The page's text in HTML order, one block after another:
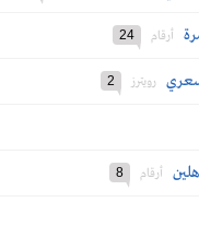
أرقام 24
رويترز 2
أرقام 8